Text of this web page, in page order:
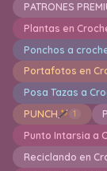
PATRONES
Plantas en
Ponchos a
Portafotos en
Posa Tazas a
PUNCH 1
Punto Intarsia a
Reciclando en